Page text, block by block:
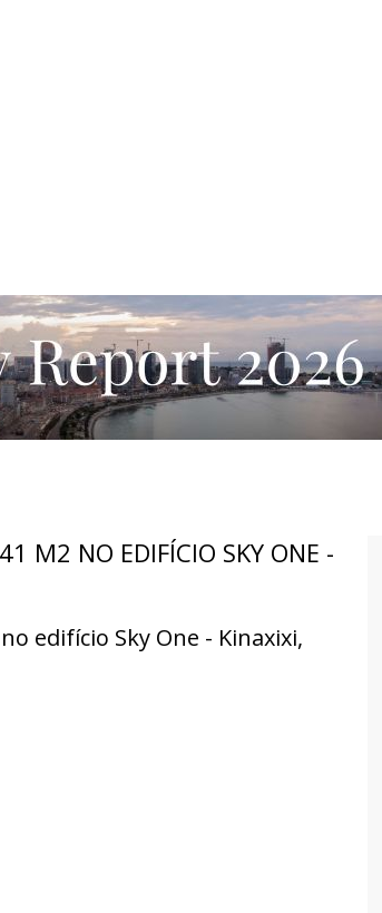
M2 NO EDIFÍCIO SKY ONE -
edifício Sky One - Kinaxixi,